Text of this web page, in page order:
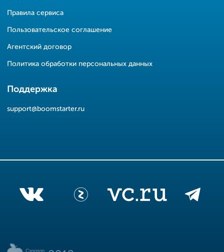
Правила сервиса
Пользовательское соглашение
Агентский договор
Политика обработки персональных данных
Поддержка
support@boomstarter.ru